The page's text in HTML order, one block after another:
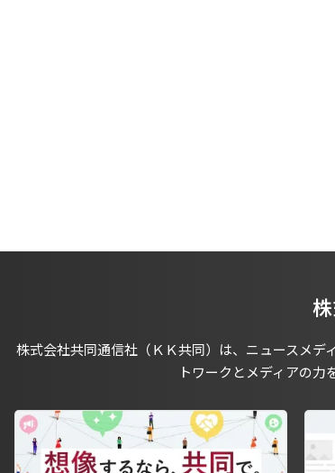
株式会社共同通信社（ＫＫ共同）は、ニュースメ
トワークとメディアの力